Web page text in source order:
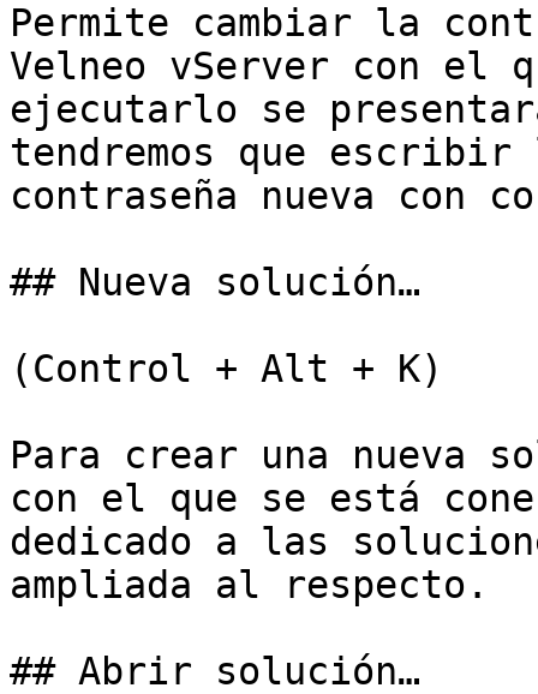
Permite cambiar la
Velneo vServer con el
ejecutarlo se
tendremos que
contraseña nueva con
## Nueva solución…
(Control + Alt + K)
Para crear una nueva
con el que se está
dedicado a las
ampliada al respecto.
## Abrir solución…